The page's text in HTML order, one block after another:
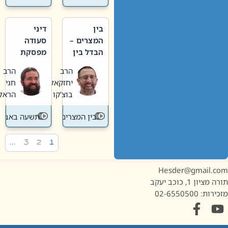
בין
המצרים –
הבדל בין
חדשה
לישנה
הרב
יחזקאל
בוצ'קו
בין המצרים
דיני
סעודה
מפסקת
תשעה
באב
הרב
חגי
הראל
תשעה באב
1, כוכב יעקב
02-6550500